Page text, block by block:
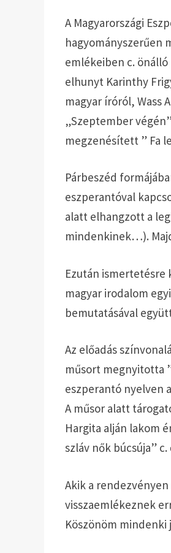
A Magyarországi
hagyományszerűen
emlékeiben c.
elhunyt Karinthy
magyar íróról, Wass
„Szeptember
megzenésített ” Fa
Párbeszéd
eszperantóval
alatt elhangzott a
mindenkinek…).
Ezután ismertetésre
magyar irodalom
bemutatásával
Az előadás
műsort megnyitotta
eszperantó nyelven
A műsor alatt
Hargita alján lakom
szláv nők búcsúja”
Akik a
visszaemlékeznek
Köszönöm